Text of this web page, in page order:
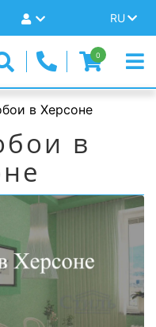
RU
0
в Херсоне
в